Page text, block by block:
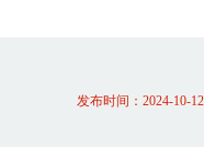
发布时间：2024-10-